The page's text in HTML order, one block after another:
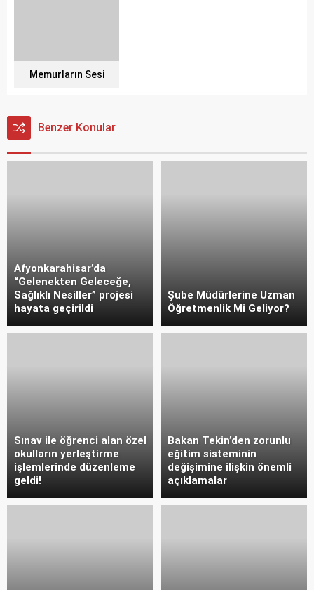
Memurların Sesi
Benzer Konular
Afyonkarahisar’da
“Gelenekten Geleceğe,
Sağlıklı Nesiller” projesi
hayata geçirildi
Şube Müdürlerine Uzman
Öğretmenlik Mi Geliyor?
Sınav ile öğrenci alan özel
okulların yerleştirme
işlemlerinde düzenleme
geldi!
Bakan Tekin’den zorunlu
eğitim sisteminin
değişimine ilişkin önemli
açıklamalar